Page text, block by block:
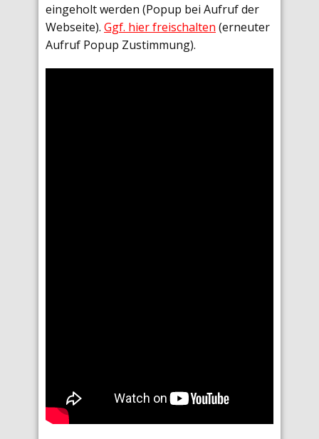
eingeholt werden (Popup bei Aufruf der
Webseite). Ggf. hier freischalten (erneuter
Aufruf Popup Zustimmung).